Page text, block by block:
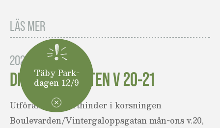
LÄS MER
2023-05-15
DIV BYGGARBETEN V 20-21
Utförande av farthinder i korsningen
Boulevarden/Vintergaloppsgatan mån-ons v.20,
Täby Park-
dagen 12/9